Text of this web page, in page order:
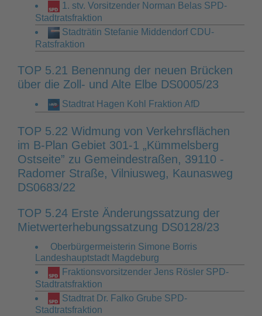
1. stv. Vorsitzender Norman Belas SPD-
Stadtratsfraktion
Stadträtin Stefanie Middendorf CDU-
Ratsfraktion
TOP 5.21 Benennung der neuen Brücken
über die Zoll- und Alte Elbe DS0005/23
Stadtrat Hagen Kohl Fraktion AfD
TOP 5.22 Widmung von Verkehrsflächen
im B-Plan Gebiet 301-1 „Kümmelsberg
Ostseite” zu Gemeindestraßen, 39110 -
Radomer Straße, Vilniusweg, Kaunasweg
DS0683/22
TOP 5.24 Erste Änderungssatzung der
Mietwerterhebungssatzung DS0128/23
Oberbürgermeisterin Simone Borris
Landeshauptstadt Magdeburg
Fraktionsvorsitzender Jens Rösler SPD-
Stadtratsfraktion
Stadtrat Dr. Falko Grube SPD-
Stadtratsfraktion